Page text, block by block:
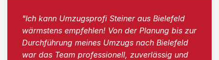
"Ich kann Umzugsprofi Steiner aus Bielefeld
wärmstens empfehlen! Von der Planung bis zur
Durchführung meines Umzugs nach Bielefeld
war das Team professionell, zuverlässig und